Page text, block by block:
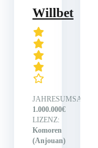
Willbet
JAHRESUMSATZ:
1.000.000€
LIZENZ:
Komoren
(Anjouan)